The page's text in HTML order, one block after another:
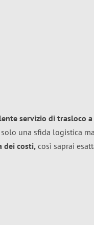
servizio di trasloco a
una sfida logistica
dei costi, così saprai